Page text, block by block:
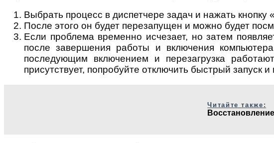
Выбрать процесс в диспетчере задач и нажать кнопку
После этого он будет перезапущен и можно будет
Если проблема временно исчезает, но затем
после завершения работы и включения
последующим включением и перезагрузка
присутствует, попробуйте отключить быстрый
Читайте также: